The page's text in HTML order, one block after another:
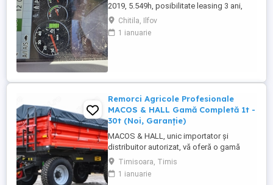
2019, 5.549h, posibilitate leasing 3 ani,
STARE FOARTE BUNA. Se poate vedea si
proba in Chitila , sos de Centura Bucuresti
la UTIROM INVEST SRL
Chitila, Ilfov
1 ianuarie
Remorci Agricole Profesionale
MACOS & HALL Gamă Completă 1t -
30t (Noi, Garanție)
MACOS & HALL, unic importator și
distribuitor autorizat, vă oferă o gamă
variată de remorci agricole și tehnologice,
special concepute pentru a răspunde
nevoilor fermierilor moderni. Toate
Timisoara, Timis
1 ianuarie